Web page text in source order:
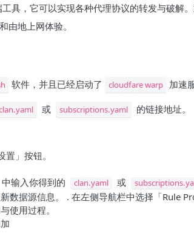
具，它可以实现各种代理协议的转发与破解
由地上网体验。
软件，并且已经启动了 cloudfare warp 加速
或 subscriptions.yaml 的链接地址。
」按钮。
输入你得到的
clan.yaml 或
数据源信息。 . 在左侧导航栏中选择「Rule
使用过程。